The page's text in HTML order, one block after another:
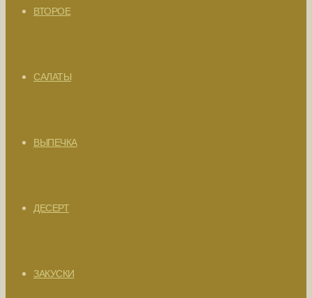
ВТОРОЕ
САЛАТЫ
ВЫПЕЧКА
ДЕСЕРТ
ЗАКУСКИ